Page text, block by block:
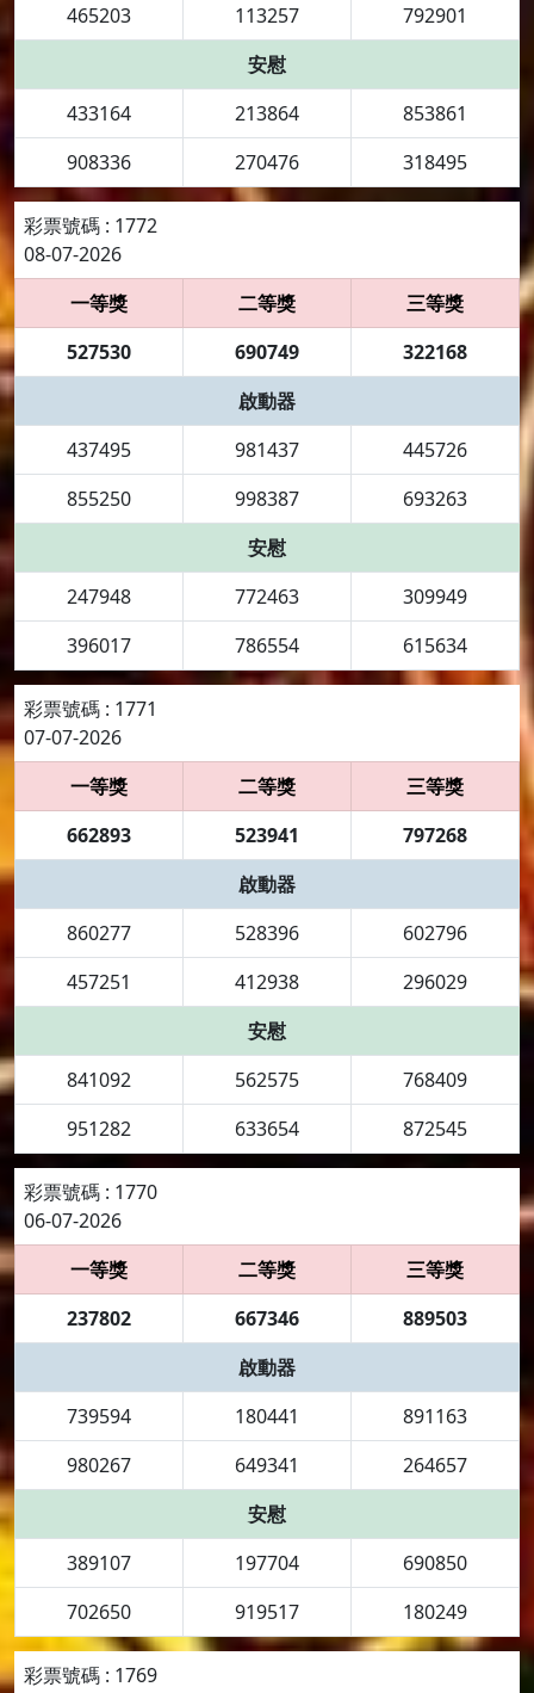
465203
113257
792901
安慰
433164
213864
853861
908336
270476 318495
彩票號碼 : 1772
08-07-2026
一等獎
二等獎
三等獎
527530
690749
322168
啟動器
437495
981437
445726
855250
998387
693263
安慰
247948
772463
309949
396017
786554 615634
彩票號碼 : 1771
07-07-2026
一等獎
二等獎
三等獎
662893
523941
797268
啟動器
860277
528396
602796
457251
412938
296029
安慰
841092
562575
768409
951282
633654 872545
彩票號碼 : 1770
06-07-2026
一等獎
二等獎
三等獎
237802
667346
889503
啟動器
739594
180441
891163
980267
649341
264657
安慰
389107
197704
690850
702650
919517 180249
彩票號碼 : 1769